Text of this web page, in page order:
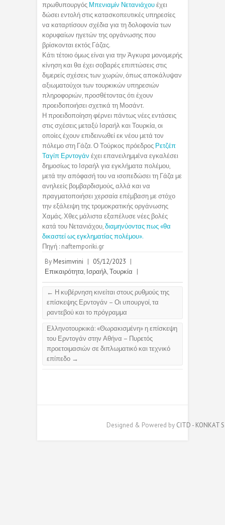
πρωθυπουργός Μπενιαμίν Νετανιάχουέχει
δώσει εντολή στις κατασκοπευτικές υπηρεσίες
να καταρτίσουν σχέδια για τη δολοφονία των
κορυφαίων ηγετών της οργάνωσης που
βρίσκονται εκτός Γάζας.
Κάτι τέτοιο όμως είναι για την Άγκυρα μονομερής
κίνηση και θα έχει σοβαρές επιπτώσεις στις
διμερείς σχέσεις των χωρών, όπως αποκάλυψαν
αξιωματούχοι των τουρκικών υπηρεσιών
πληροφοριών, προσθέτοντας ότι έχουν
προειδοποιήσει σχετικά τη Μοσάντ.
Η προειδοποίηση φέρνει πάντως νέες εντάσεις
στις σχέσεις μεταξύ Ισραήλ και Τουρκία, οι
οποίες έχουν επιδεινωθεί εκ νέου μετά τον
πόλεμο στη Γάζα. Ο Τούρκος πρόεδρος Ρετζέπ
Ταγίπ Ερντογάν έχει επανειλημμένα εγκαλέσει
δημοσίως το Ισραήλ για εγκλήματα πολέμου,
μετά την απόφασή του να ισοπεδώσει τη Γάζα με
ανηλεείς βομβαρδισμούς, αλλά και να
πραγματοποιήσει χερσαία επέμβαση με στόχο
την εξάλειψη της τρομοκρατικής οργάνωσης
Χαμάς. Χθες μάλιστα εξαπέλυσε νέες βολές
κατά του Νετανιάχου,διαμηνύοντας πως «θα
δικαστεί ως εγκληματίας πολέμου».
Πηγή : naftemporiki.gr
By Mesimvrini 05/12/2023
Επικαιρότητα, Ισραήλ,Τουρκία
← Η κυβέρνηση κινείται στους ρυθμούς της
επίσκεψης Ερντογάν – Οι υπουργοί, τα
ραντεβού και το πρόγραμμα
Ελληνοτουρκικά: «Θωρακισμένη» η επίσκεψη
του Ερντογάν στην Αθήνα – Πυρετός
προετοιμασιών σε διπλωματικό και τεχνικό
επίπεδο →
Designed & Powered by CITD - KONKAT